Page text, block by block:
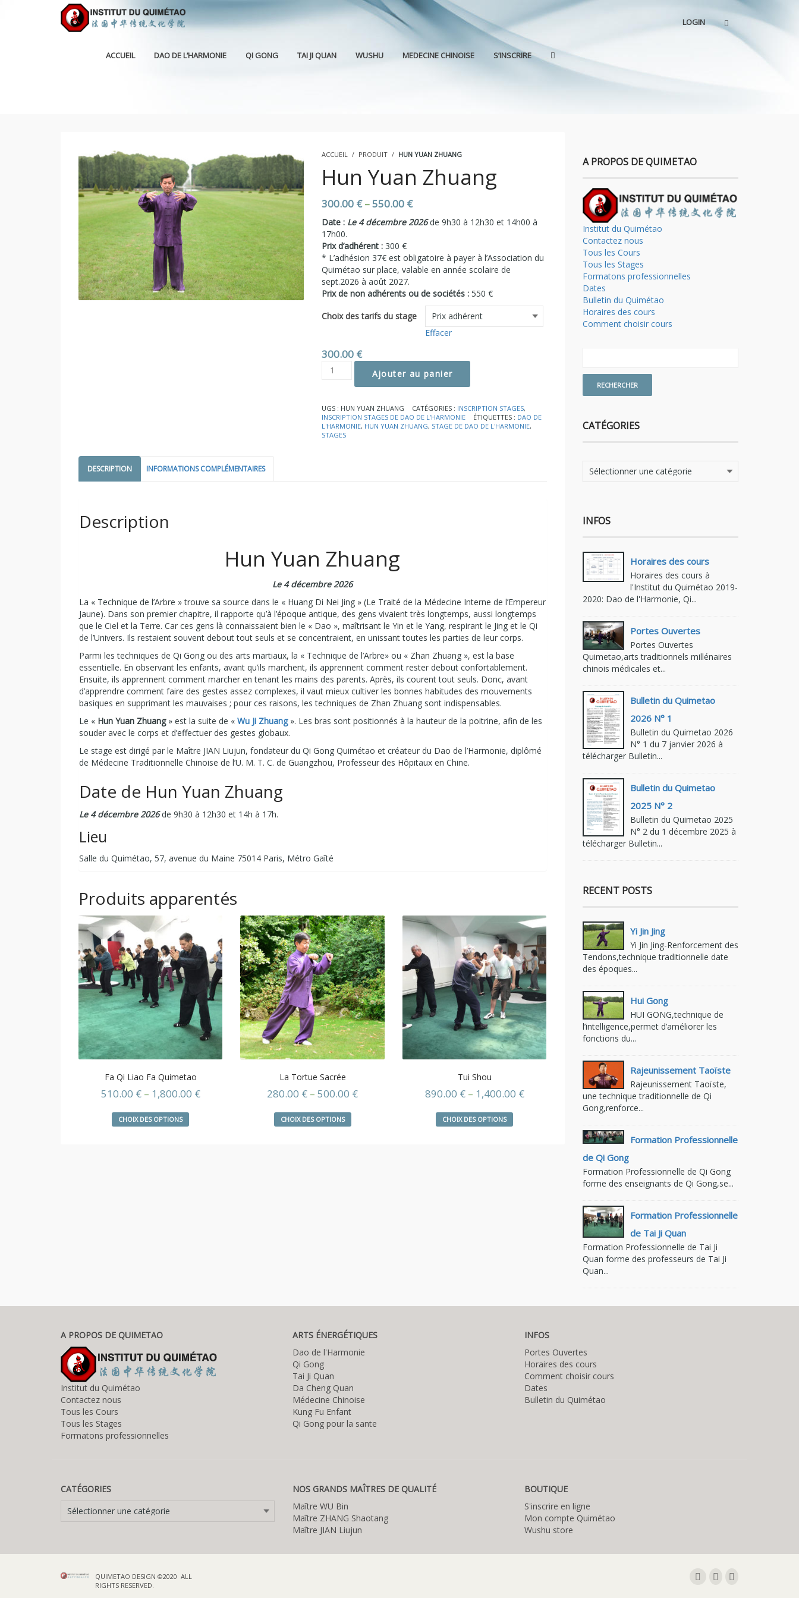
ACCUEIL DAO DE L’HARMONIE QI GONG TAI JI QUAN WUSHU MEDECINE CHINOISE S’INSCRIRE
LOGIN
ACCUEIL PRODUIT HUN YUAN ZHUANG
Hun Yuan Zhuang
300.00 €–550.00 €
Date : Le 4 décembre 2026de 9h30 à 12h30 et 14h00 à
17h00.
Prix d’adhérent :300 €
* L’adhésion 37€ est obligatoire à payer à l’Association du
Quimétao sur place, valable en année scolaire de
sept.2026 à août 2027.
Prix de non adhérents ou de sociétés :550 €
Choix des tarifs du stage
Effacer
300.00 €
quantité
Zhuang
Ajouter au panier
UGS : HUN YUAN ZHUANG CATÉGORIES : INSCRIPTION STAGES,
INSCRIPTION STAGES DE DAO DE L’HARMONIE
ÉTIQUETTES : DAO DE
L'HARMONIE, HUN YUAN ZHUANG, STAGE DE DAO DE L'HARMONIE,
STAGES
DESCRIPTION INFORMATIONS COMPLÉMENTAIRES
Description
Hun Yuan Zhuang
Le 4 décembre 2026
La « Technique de l’Arbre » trouve sa source dans le « Huang Di Nei Jing » (Le Traité de la Médecine Interne de l’Empereur
Jaune). Dans son premier chapitre, il rapporte qu’à l’époque antique, des gens vivaient très longtemps, aussi longtemps
que le Ciel et la Terre. Car ces gens là connaissaient bien le « Dao », maîtrisant le Yin et le Yang, respirant le Jing et le Qi
de l’Univers. Ils restaient souvent debout tout seuls et se concentraient, en unissant toutes les parties de leur corps.
Parmi les techniques de Qi Gong ou des arts martiaux, la « Technique de l’Arbre» ou « Zhan Zhuang », est la base
essentielle. En observant les enfants, avant qu’ils marchent, ils apprennent comment rester debout confortablement.
Ensuite, ils apprennent comment marcher en tenant les mains des parents. Après, ils courent tout seuls. Donc, avant
d’apprendre comment faire des gestes assez complexes, il vaut mieux cultiver les bonnes habitudes des mouvements
basiques en supprimant les mauvaises ; pour ces raisons, les techniques de Zhan Zhuang sont indispensables.
Le « Hun Yuan Zhuang» est la suite de « Wu Ji Zhuang». Les bras sont positionnés à la hauteur de la poitrine, afin de les
souder avec le corps et d’effectuer des gestes globaux.
Le stage est dirigé par le Maître JIAN Liujun, fondateur du Qi Gong Quimétao et créateur du Dao de l’Harmonie, diplômé
de Médecine Traditionnelle Chinoise de l’U. M. T. C. de Guangzhou, Professeur des Hôpitaux en Chine.
Date de Hun Yuan Zhuang
Le 4 décembre 2026de 9h30 à 12h30 et 14h à 17h.
Lieu
Salle du Quimétao, 57, avenue du Maine 75014 Paris, Métro Gaîté
Produits apparentés
Fa Qi Liao Fa Quimetao
510.00 €– 1,800.00 €
CHOIX DES OPTIONS
La Tortue Sacrée
280.00 € –500.00 €
CHOIX DES OPTIONS
Tui Shou
890.00 €– 1,400.00 €
CHOIX DES OPTIONS
A PROPOS DE QUIMETAO
Institut du Quimétao
Contactez nous
Tous les Cours
Tous les Stages
Formatons professionnelles
Dates
Bulletin du Quimétao
Horaires des cours
Comment choisir cours
CATÉGORIES
INFOS
Horaires des cours
Horaires des cours à
l'Institut du Quimétao 2019-
2020: Dao de l'Harmonie, Qi...
Portes Ouvertes
Portes Ouvertes
Quimetao,arts traditionnels millénaires
chinois médicales et...
Bulletin du Quimetao
2026 N° 1
Bulletin du Quimetao 2026
N° 1 du 7 janvier 2026 à
télécharger Bulletin...
Bulletin du Quimetao
2025 N° 2
Bulletin du Quimetao 2025
N° 2 du 1 décembre 2025 à
télécharger Bulletin...
RECENT POSTS
Yi Jin Jing
Yi Jin Jing-Renforcement des
Tendons,technique traditionnelle date
des époques...
Hui Gong
HUI GONG,technique de
l’intelligence,permet d’améliorer les
fonctions du...
Rajeunissement Taoïste
Rajeunissement Taoïste,
une technique traditionnelle de Qi
Gong,renforce...
Formation Professionnelle
de Qi Gong
Formation Professionnelle de Qi Gong
forme des enseignants de Qi Gong,se...
Formation Professionnelle
de Tai Ji Quan
Formation Professionnelle de Tai Ji
Quan forme des professeurs de Tai Ji
Quan...
A PROPOS DE QUIMETAO
Institut du Quimétao
Contactez nous
Tous les Cours
Tous les Stages
Formatons professionnelles
ARTS ÉNERGÉTIQUES
Dao de l'Harmonie
Qi Gong
Tai Ji Quan
Da Cheng Quan
Médecine Chinoise
Kung Fu Enfant
Qi Gong pour la sante
INFOS
Portes Ouvertes
Horaires des cours
Comment choisir cours
Dates
Bulletin du Quimétao
CATÉGORIES
Catégories
NOS GRANDS MAÎTRES DE QUALITÉ
Maître WU Bin
Maître ZHANG Shaotang
Maître JIAN Liujun
BOUTIQUE
S'inscrire en ligne
Mon compte Quimétao
Wushu store
QUIMETAO DESIGN ©2020 ALL
RIGHTS RESERVED.